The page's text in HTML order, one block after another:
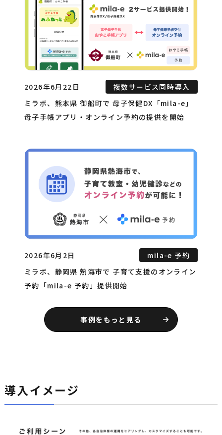
2026年6月22日
複数サービス同時導入
ミラボ、熊本県 御船町で 母子保健DX「mila-e」
母子手帳アプリ・オンライン予約の提供を開始
2026年6月2日
mila-e 予約
ミラボ、静岡県 熱海市で 子育て支援のオンライン
予約「mila-e 予約」提供開始
事例をもっと見る
導入イメージ